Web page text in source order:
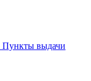
Пункты выдачи